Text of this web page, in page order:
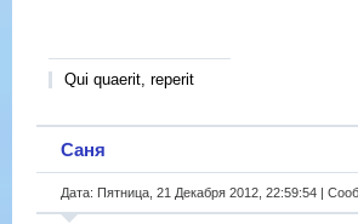
Qui quaerit, reperit
Саня
Дата: Пятница, 21 Декабря 2012, 22:59:54 |